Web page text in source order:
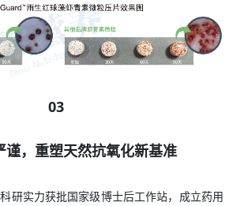
03
谨，重塑天然抗氧化新基准
研实力获批国家级博士后工作站，成立药用